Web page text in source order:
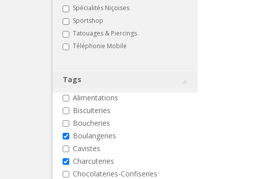
Spécialités Niçoises
Sportshop
Tatouages & Piercings
Téléphonie Mobile
Tags
Alimentations
Biscuiteries
Boucheries
Boulangeries
Cavistes
Charcuteries
Chocolateries-Confiseries